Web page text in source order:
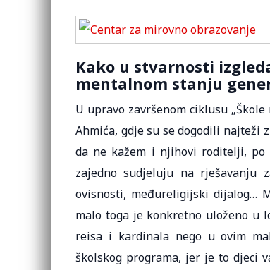
Kako u stvarnosti
mentalnom stanju
U upravo završenom ciklusu
Ahmića, gdje su se dogodili najteži
da ne kažem i njihovi roditelji,
zajedno sudjeluju na rješavanju
ovisnosti, međureligijski dijalog…
malo toga je konkretno uloženo u
reisa i kardinala nego u ovim
školskog programa, jer je to djeci